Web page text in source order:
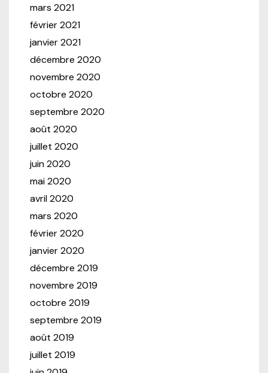
mars 2021
février 2021
janvier 2021
décembre 2020
novembre 2020
octobre 2020
septembre 2020
août 2020
juillet 2020
juin 2020
mai 2020
avril 2020
mars 2020
février 2020
janvier 2020
décembre 2019
novembre 2019
octobre 2019
septembre 2019
août 2019
juillet 2019